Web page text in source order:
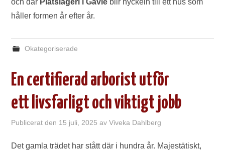
och där Plåtslageri i Gävle blir nyckeln till ett hus som
håller formen år efter år.
Okategoriserade
En certifierad arborist utför
ett livsfarligt och viktigt jobb
Publicerat den 15 juli, 2025 avViveka Dahlberg
Det gamla trädet har stått där i hundra år. Majestätiskt,